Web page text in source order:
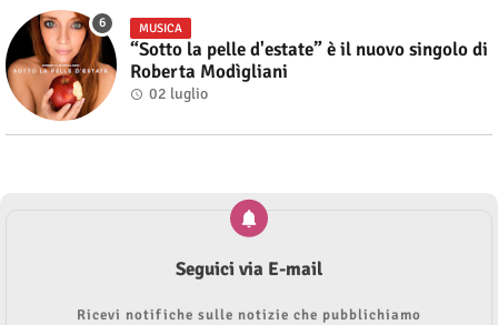
MUSICA
“Sotto la pelle d'estate” è il nuovo singolo di
Roberta Modìgliani
02 luglio
Seguici via E-mail
Ricevi notifiche sulle notizie che pubblichiamo